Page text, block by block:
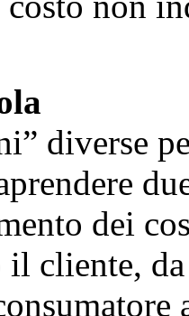
diverse
dei
il cliente,